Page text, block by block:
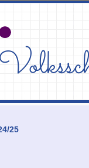
25